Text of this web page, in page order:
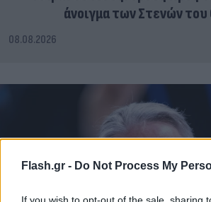
Flash.gr - Do Not Process My
άνοιγμα των Στενών
08.08.2026